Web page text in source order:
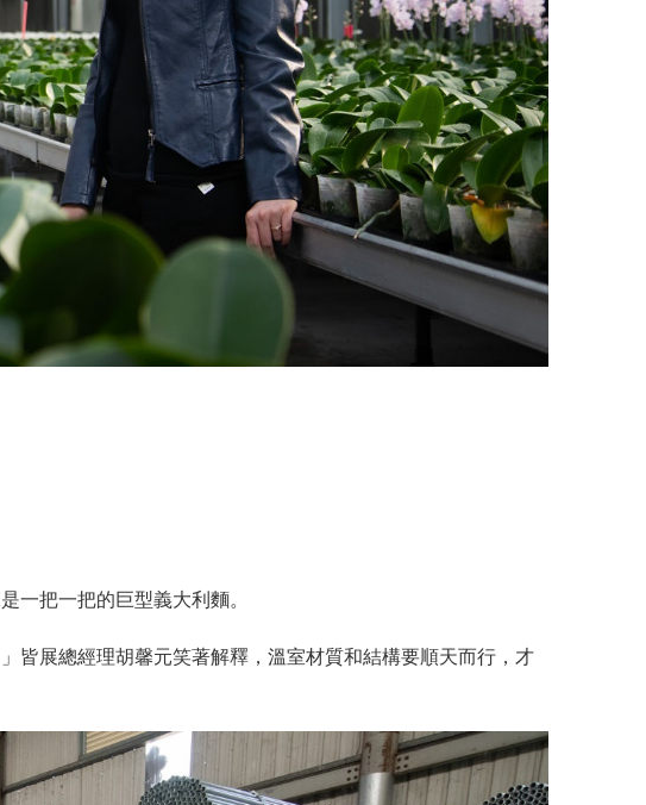
一把一把的巨型義大利麵。
皆展總經理胡馨元笑著解釋，溫室材質和結構要順天而行，才